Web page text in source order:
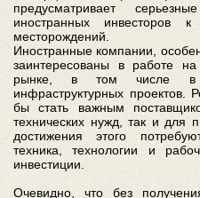
предусматривает
иностранных инвесторов
месторождений.
Иностранные компании,
заинтересованы в работе на
рынке, в том числе в
инфраструктурных проектов.
бы стать важным
технических нужд, так и для
достижения этого
техника, технологии и
инвестиции.
Очевидно, что без